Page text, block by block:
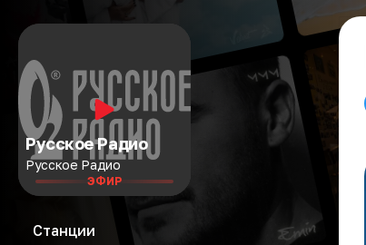
Русское Радио
Русское Радио
ЭФИР
Станции